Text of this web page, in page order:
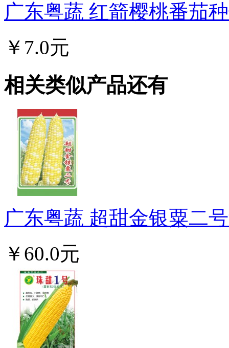
广东粤蔬 红箭樱桃番茄
￥7.0元
相关类似产品还有
广东粤蔬 超甜金银粟二
￥60.0元